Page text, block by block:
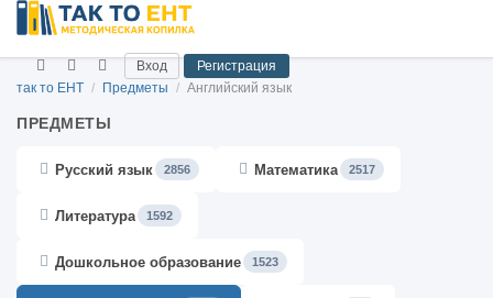
Вход
Регистрация
так то ЕНТ / Предметы / Английский язык
ПРЕДМЕТЫ
Русский язык 2856 Математика 2517
Литература 1592
Дошкольное образование 1523